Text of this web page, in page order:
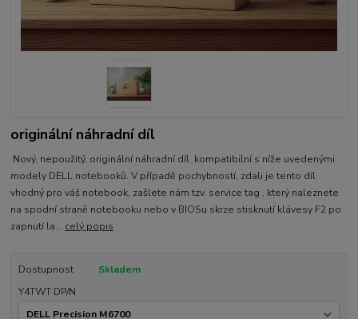
originální náhradní díl
Nový, nepoužitý, originální náhradní díl kompatibilní s níže uvedenými
modely DELL notebooků. V případě pochybností, zdali je tento díl
vhodný pro váš notebook, zašlete nám tzv. service tag , který naleznete
na spodní straně notebooku nebo v BIOSu skrze stisknutí klávesy F2 po
zapnutí la... celý popis
Dostupnost
Skladem
Y4TWT DP/N